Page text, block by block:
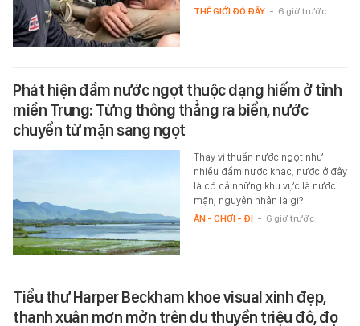
THẾ GIỚI ĐÓ ĐÂY - 6 giờ trước
Phát hiện đầm nước ngọt thuộc dạng hiếm ở tỉnh
miền Trung: Từng thông thẳng ra biển, nước
chuyển từ mặn sang ngọt
Thay vì thuần nước ngọt như
nhiều đầm nước khác, nước ở đây
là có cả những khu vực là nước
mặn, nguyên nhân là gì?
ĂN - CHƠI - ĐI - 6 giờ trước
Tiểu thư Harper Beckham khoe visual xinh đẹp,
thanh xuân mơn mởn trên du thuyền triệu đô, đọ